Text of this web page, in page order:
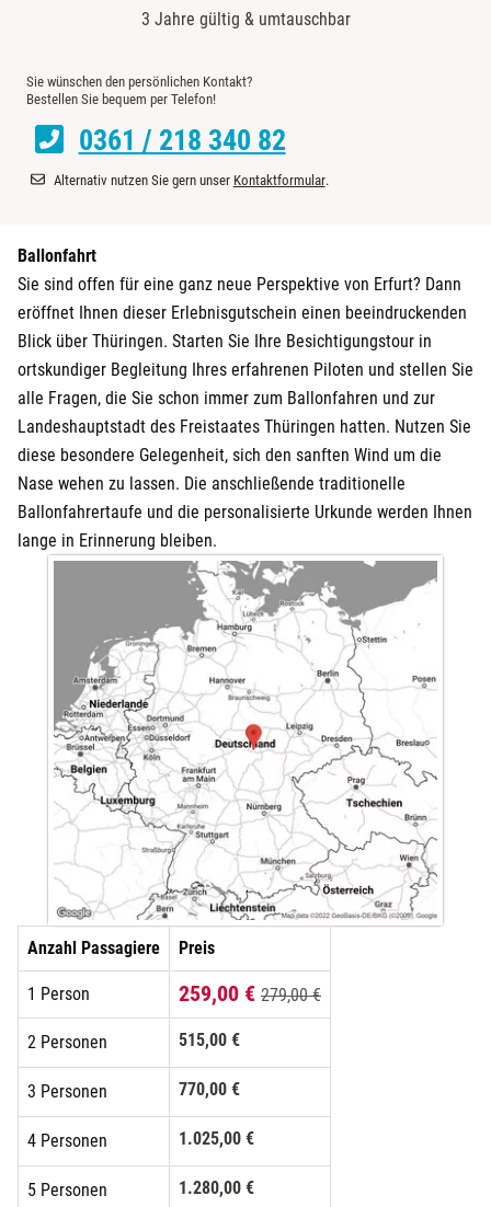
3 Jahre gültig & umtauschbar
Sie wünschen den persönlichen Kontakt?
Bestellen Sie bequem per Telefon!
0361 / 218 340 82
Alternativ nutzen Sie gern unser Kontaktformular.
Ballonfahrt
Sie sind offen für eine ganz neue Perspektive von Erfurt? Dann
eröffnet Ihnen dieser Erlebnisgutschein einen beeindruckenden
Blick über Thüringen. Starten Sie Ihre Besichtigungstour in
ortskundiger Begleitung Ihres erfahrenen Piloten und stellen Sie
alle Fragen, die Sie schon immer zum Ballonfahren und zur
Landeshauptstadt des Freistaates Thüringen hatten. Nutzen Sie
diese besondere Gelegenheit, sich den sanften Wind um die
Nase wehen zu lassen. Die anschließende traditionelle
Ballonfahrertaufe und die personalisierte Urkunde werden Ihnen
lange in Erinnerung bleiben.
Anzahl Passagiere Preis
1 Person 259,00 € 279,00 €
2 Personen 515,00 €
3 Personen 770,00 €
4 Personen 1.025,00 €
5 Personen 1.280,00 €